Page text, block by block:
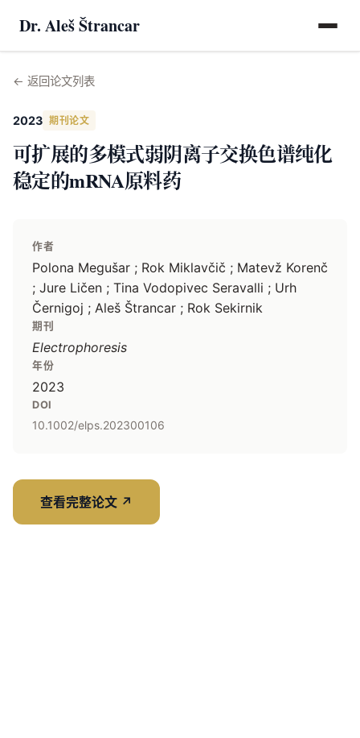
Dr. Aleš Štrancar
← 返回论文列表
2023 期刊论文
可扩展的多模式弱阴离子交换色谱纯化
稳定的mRNA原料药
作者
Polona Megušar ; Rok Miklavčič ; Matevž Korenč
; Jure Ličen ; Tina Vodopivec Seravalli ; Urh
Černigoj ; Aleš Štrancar ; Rok Sekirnik
期刊
Electrophoresis
年份
2023
DOI
10.1002/elps.202300106
查看完整论文 ↗